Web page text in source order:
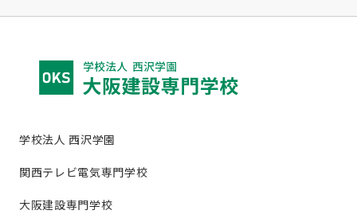
学校法人 西沢学園
関西テレビ電気専門学校
大阪建設専門学校